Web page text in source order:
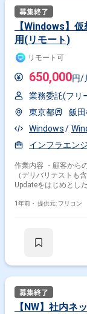
【Windows】
用(リモート)
リモート可
650,000円/
業務委託(フリ
東京都
飯
Windows
インフラエン
作業内容 ・顧客から
（デリバリテストも
Updateをはじめとし
ドキュメントはあり
1年前・ 提供元: フリコン
【NW】社内ネ